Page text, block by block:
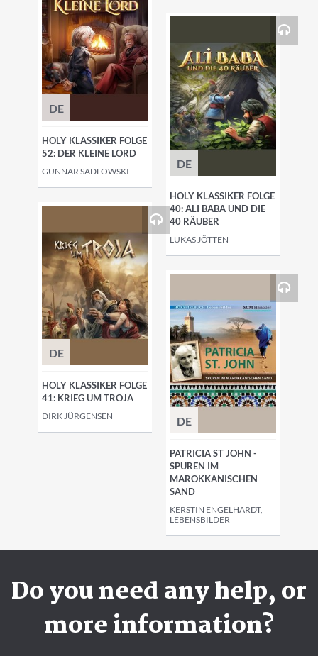
DE
HOLY KLASSIKER FOLGE
52: DER KLEINE LORD
GUNNAR SADLOWSKI
DE
HOLY KLASSIKER FOLGE
40: ALI BABA UND DIE
40 RÄUBER
LUKAS JÖTTEN
DE
HOLY KLASSIKER FOLGE
41: KRIEG UM TROJA
DIRK JÜRGENSEN DE
PATRICIA ST JOHN -
SPUREN IM
MAROKKANISCHEN
SAND
KERSTIN ENGELHARDT,
LEBENSBILDER
Do you need any help, or
more information?